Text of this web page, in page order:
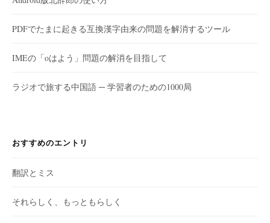
PDFでたまに起きる互換漢字由来の問題を解消するツール
IMEの「oはよう」問題の解消を目指して
ラジオで旅する中国語 ─ 学習者のための1000局
おすすめのエントリ
翻訳とミス
それらしく、もっともらしく